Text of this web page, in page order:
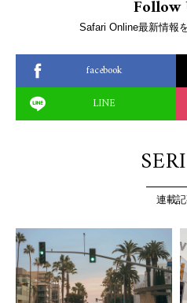
Follow
Safari Online最新情報
facebook
LINE
連載